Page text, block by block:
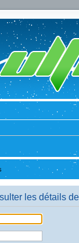
les détails